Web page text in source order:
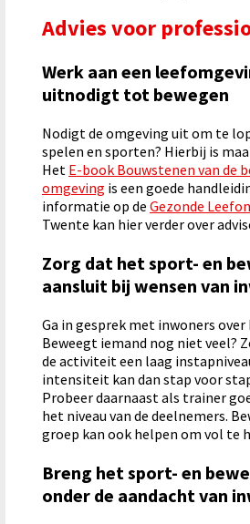
Advies voor
Werk aan een
uitnodigt tot bewegen
Nodigt de omgeving uit om te
spelen en sporten? Hierbij is
Het E-book Bouwstenen van de
omgeving is een goede
informatie op de Gezonde
Twente kan hier verder over
Zorg dat het sport- en
aansluit bij wensen van
Ga in gesprek met inwoners over
Beweegt iemand nog niet veel?
de activiteit een laag
intensiteit kan dan stap voor
Probeer daarnaast als trainer
het niveau van de deelnemers.
groep kan ook helpen om vol te
Breng het sport- en
onder de aandacht van